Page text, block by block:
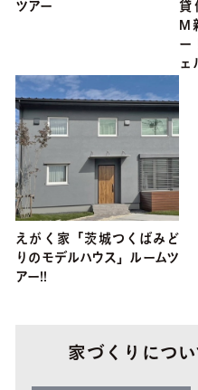
ツアー
貸
M
ー
ェ
えがく家「茨城つくばみど
りのモデルハウス」ルームツ
アー!!
家づくりにつ